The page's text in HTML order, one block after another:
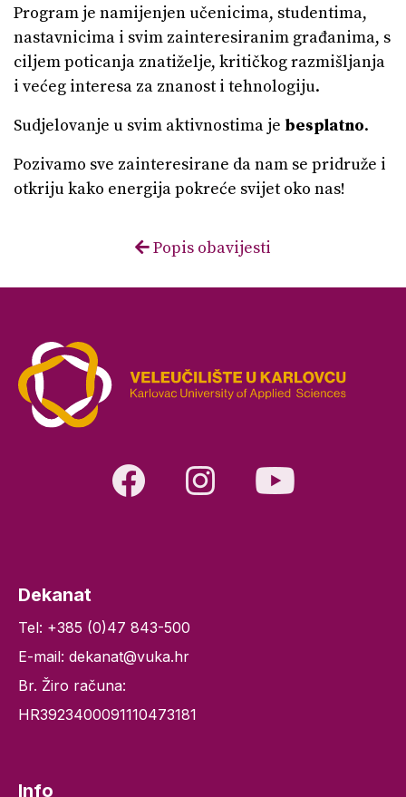
Program je namijenjen učenicima, studentima,
nastavnicima i svim zainteresiranim građanima, s
ciljem poticanja znatiželje, kritičkog razmišljanja
i većeg interesa za znanost i tehnologiju.
Sudjelovanje u svim aktivnostima je besplatno.
Pozivamo sve zainteresirane da nam se pridruže i
otkriju kako energija pokreće svijet oko nas!
Popis obavijesti
Dekanat
Tel: +385 (0)47 843-500
E-mail: dekanat@vuka.hr
Br. Žiro računa:
HR3923400091110473181
Info